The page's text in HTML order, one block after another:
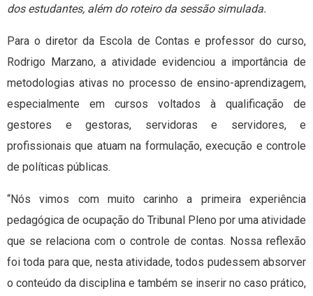
dos estudantes, além do roteiro da sessão simulada.
Para o diretor da Escola de Contas e professor do curso,
Rodrigo Marzano, a atividade evidenciou a importância de
metodologias ativas no processo de ensino-aprendizagem,
especialmente em cursos voltados à qualificação de
gestores e gestoras, servidoras e servidores, e
profissionais que atuam na formulação, execução e controle
de políticas públicas.
“Nós vimos com muito carinho a primeira experiência
pedagógica de ocupação do Tribunal Pleno por uma atividade
que se relaciona com o controle de contas. Nossa reflexão
foi toda para que, nesta atividade, todos pudessem absorver
o conteúdo da disciplina e também se inserir no caso prático,